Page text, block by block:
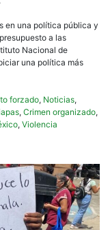
en una política pública y
a las
Nacional de
una política más
forzado, Noticias,
, Crimen organizado,
, Violencia